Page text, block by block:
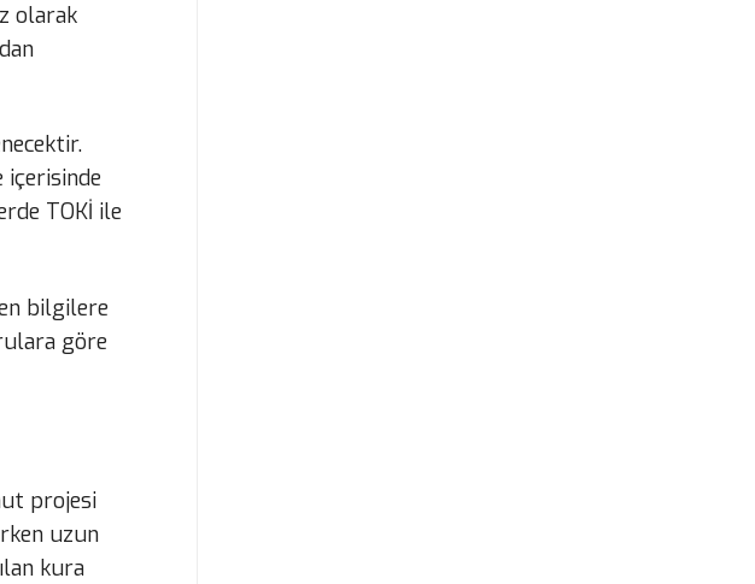
olarak
içerisinde
TOKİ ile
bilgilere
göre
projesi
uzun
kura